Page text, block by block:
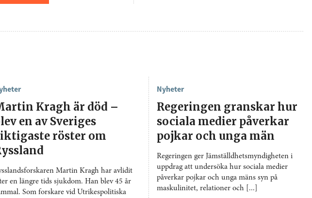
Kragh är död –
en av Sveriges
röster om
Martin Kragh har avlidit
en längre tids sjukdom. Han blev 45 år
Som forskare vid Utrikespolitiska
Nyheter
Regeringen granskar hur
sociala medier påverkar
pojkar och unga män
Regeringen ger Jämställdhetsmyndigheten i
uppdrag att undersöka hur sociala medier
påverkar pojkar och unga mäns syn på
maskulinitet, relationer och [...]